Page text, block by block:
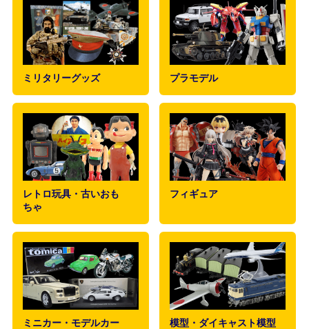
ミリタリーグッズ プラモデル
レトロ玩具・古いおも
ちゃ
フィギュア
ミニカー・モデルカー 模型・ダイキャスト模型